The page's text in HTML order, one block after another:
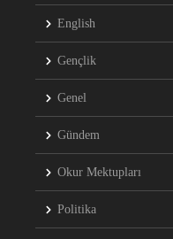
English
Gençlik
Genel
Gündem
Okur Mektupları
Politika